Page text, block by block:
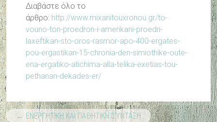
Διαβάστε όλο το
άρθρο: http://www.mixanitouxronou.gr/to-
vouno-ton-proedron-i-amerikani-proedri-
laxeftikan-sto-oros-rasmor-apo-400-ergates-
pou-ergastikan-15-chronia-den-simiothike-oute-
ena-ergatiko-atichima-alla-telika-exetias-tou-
pethanan-dekades-er/
← ΕΝΕΡΓΗΤΙΚΗ ΚΑΙ ΠΑΘΗΤΙΚΗ ΣΥΝΤΑΞΗ